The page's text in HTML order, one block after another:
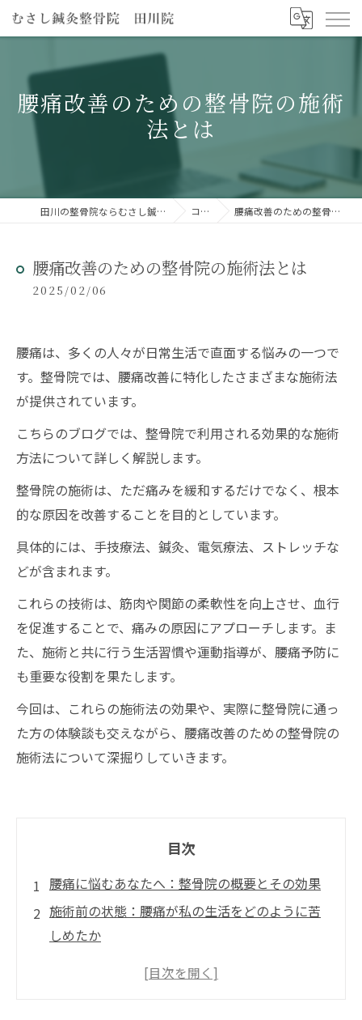
腰痛改善のための整骨院の施術
法とは
田川の整骨院ならむさし鍼灸整骨院 田川院 コラム 腰痛改善のための整骨院の施術法とは
腰痛改善のための整骨院の施術法とは
2025/02/06
腰痛は、多くの人々が日常生活で直面する悩みの一つで
す。整骨院では、腰痛改善に特化したさまざまな施術法
が提供されています。
こちらのブログでは、整骨院で利用される効果的な施術
方法について詳しく解説します。
整骨院の施術は、ただ痛みを緩和するだけでなく、根本
的な原因を改善することを目的としています。
具体的には、手技療法、鍼灸、電気療法、ストレッチな
どが含まれます。
これらの技術は、筋肉や関節の柔軟性を向上させ、血行
を促進することで、痛みの原因にアプローチします。ま
た、施術と共に行う生活習慣や運動指導が、腰痛予防に
も重要な役割を果たします。
今回は、これらの施術法の効果や、実際に整骨院に通っ
た方の体験談も交えながら、腰痛改善のための整骨院の
施術法について深掘りしていきます。
目次
腰痛に悩むあなたへ：整骨院の概要とその効果
施術前の状態：腰痛が私の生活をどのように苦
しめたか
整骨院での初めての施術体験：その流れと感想